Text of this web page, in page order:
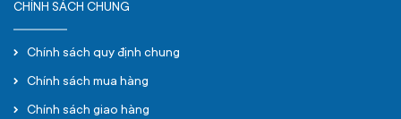
CHÍNH SÁCH CHUNG
Chính sách quy định chung
Chính sách mua hàng
Chính sách giao hàng